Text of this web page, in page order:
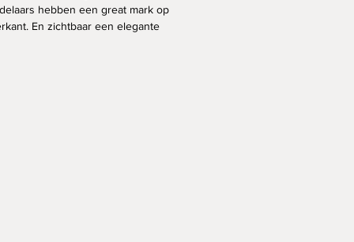
hebben een great mark op
En zichtbaar een elegante